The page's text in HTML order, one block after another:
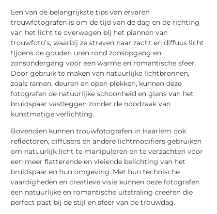
Een van de belangrijkste tips van ervaren
trouwfotografen is om de tijd van de dag en de richting
van het licht te overwegen bij het plannen van
trouwfoto’s, waarbij ze streven naar zacht en diffuus licht
tijdens de gouden uren rond zonsopgang en
zonsondergang voor een warme en romantische sfeer.
Door gebruik te maken van natuurlijke lichtbronnen,
zoals ramen, deuren en open plekken, kunnen deze
fotografen de natuurlijke schoonheid en glans van het
bruidspaar vastleggen zonder de noodzaak van
kunstmatige verlichting.
Bovendien kunnen trouwfotografen in Haarlem ook
reflectoren, diffusers en andere lichtmodifiers gebruiken
om natuurlijk licht te manipuleren en te verzachten voor
een meer flatterende en vleiende belichting van het
bruidspaar en hun omgeving. Met hun technische
vaardigheden en creatieve visie kunnen deze fotografen
een natuurlijke en romantische uitstraling creëren die
perfect past bij de stijl en sfeer van de trouwdag.